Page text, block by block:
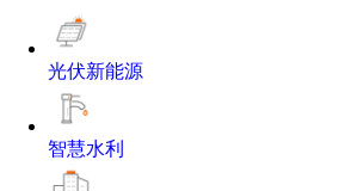
光伏新能源
智慧水利